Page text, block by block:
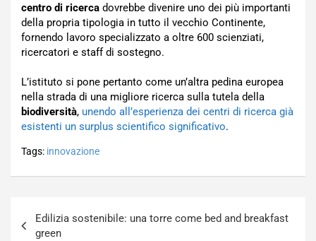
centro di ricerca dovrebbe divenire uno dei più importanti
della propria tipologia in tutto il vecchio Continente,
fornendo lavoro specializzato a oltre 600 scienziati,
ricercatori e staff di sostegno.
L’istituto si pone pertanto come un’altra pedina europea
nella strada di una migliore ricerca sulla tutela della
biodiversità, unendo all’esperienza dei centri di ricerca già
esistenti un surplus scientifico significativo.
Tags: innovazione
articoli
Edilizia sostenibile: una torre come bed and breakfast
green